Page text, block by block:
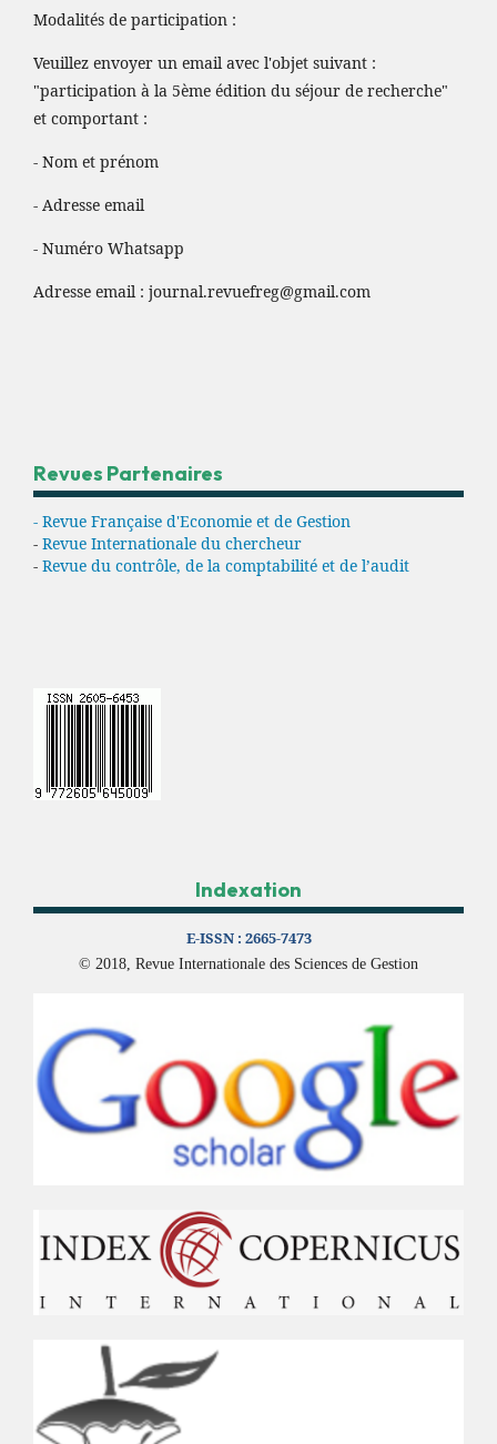
Modalités de participation :
Veuillez envoyer un email avec l'objet suivant :
"participation à la 5ème édition du séjour de recherche"
et comportant :
- Nom et prénom
- Adresse email
- Numéro Whatsapp
Adresse email : journal.revuefreg@gmail.com
Revues Partenaires
- Revue Française d'Economie et de Gestion
- Revue Internationale du chercheur
- Revue du contrôle, de la comptabilité et de l’audit
Indexation
E-ISSN : 2665-7473
© 2018, Revue Internationale des Sciences de Gestion